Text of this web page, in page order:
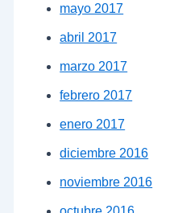
mayo 2017
abril 2017
marzo 2017
febrero 2017
enero 2017
diciembre 2016
noviembre 2016